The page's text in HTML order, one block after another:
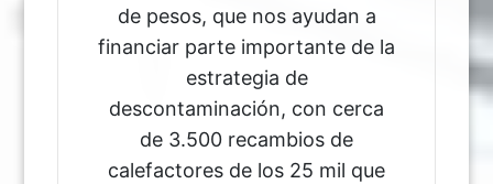
de pesos, que nos ayudan a
financiar parte importante de la
estrategia de
descontaminación, con cerca
de 3.500 recambios de
calefactores de los 25 mil que